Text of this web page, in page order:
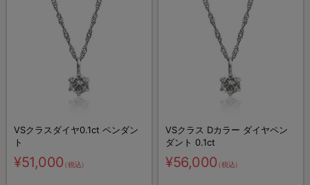
VSクラスダイヤ0.1ct ペンダン
ト
¥51,000（税込）
VSクラス Dカラー ダイヤペン
ダント 0.1ct
¥56,000（税込）